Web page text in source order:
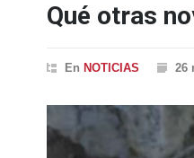
Qué otras
En NOTICIAS 26